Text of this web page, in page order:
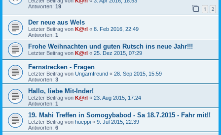
Antworten: 19 1 2
Der neue aus Wels
Letzter Beitrag von K@rl « 8. Feb 2016, 22:49
Antworten: 1
Frohe Weihnachten und guten Rutsch ins neue Jahr!!!
Letzter Beitrag von K@rl « 25. Dez 2015, 07:29
Fernstrecken - Fragen
Letzter Beitrag von Ungarnfreund « 28. Sep 2015, 15:59
Antworten: 3
Hallo, liebe Mit-Inder!
Letzter Beitrag von K@rl « 23. Aug 2015, 17:24
Antworten: 1
19. Mahi Treffen in Somogybabod - Sa 18.7.2015 - Fahr mit!!
Letzter Beitrag von hueppi « 9. Jul 2015, 22:39
Antworten: 6